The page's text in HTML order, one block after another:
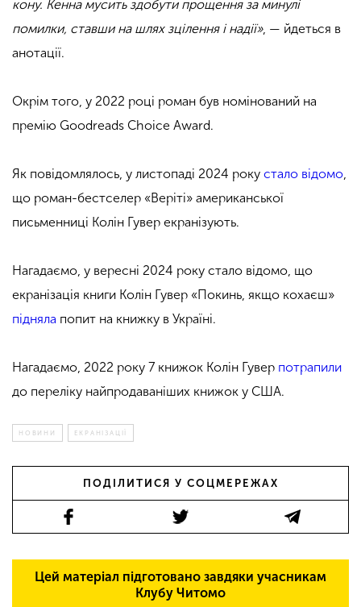
кону. Кенна мусить здобути прощення за минулі
помилки, ставши на шлях зцілення і надії», — йдеться в
анотації.
Окрім того, у 2022 році роман був номінований на
премію Goodreads Choice Award.
Як повідомлялось, у листопаді 2024 року стало відомо,
що роман-бестселер «Веріті» американської
письменниці Колін Гувер екранізують.
Нагадаємо, у вересні 2024 року стало відомо, що
екранізація книги Колін Гувер «Покинь, якщо кохаєш»
підняла попит на книжку в Україні.
Нагадаємо, 2022 року 7 книжок Колін Гувер потрапили
до переліку найпродаваніших книжок у США.
НОВИНИ ЕКРАНІЗАЦІЇ
ПОДІЛИТИСЯ У СОЦМЕРЕЖАХ
Цей матеріал підготовано завдяки учасникам
Клубу Читомо